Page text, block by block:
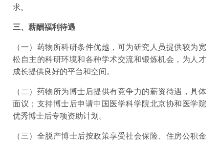
求。
三、薪酬福利待遇
（一）药物所科研条件优越，可为研究人员提供较为宽
松自主的科研环境和各种学术交流和锻炼机会，为人才
成长提供良好的平台和空间。
（二）药物所为博士后提供有竞争力的薪资待遇，具体
面议；支持博士后申请中国医学科学院北京协和医学院
优秀博士后专项资助计划。
（三）全脱产博士后按政策享受社会保险、住房公积金